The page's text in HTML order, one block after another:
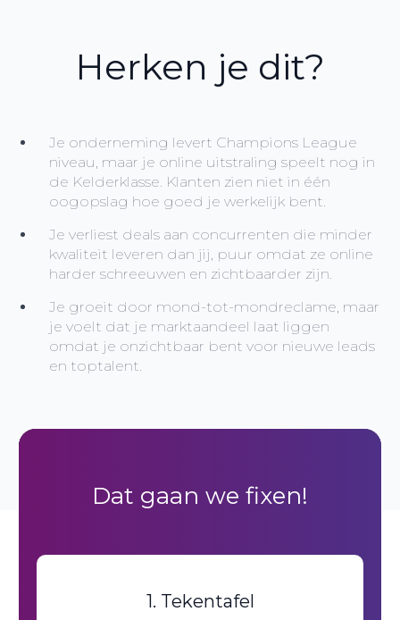
Herken je dit?
Je onderneming levert Champions League
niveau, maar je online uitstraling speelt nog in
de Kelderklasse. Klanten zien niet in één
oogopslag hoe goed je werkelijk bent.
Je verliest deals aan concurrenten die minder
kwaliteit leveren dan jij, puur omdat ze online
harder schreeuwen en zichtbaarder zijn.
Je groeit door mond-tot-mondreclame, maar
je voelt dat je marktaandeel laat liggen
omdat je onzichtbaar bent voor nieuwe leads
en toptalent.
Dat gaan we fixen!
1. Tekentafel